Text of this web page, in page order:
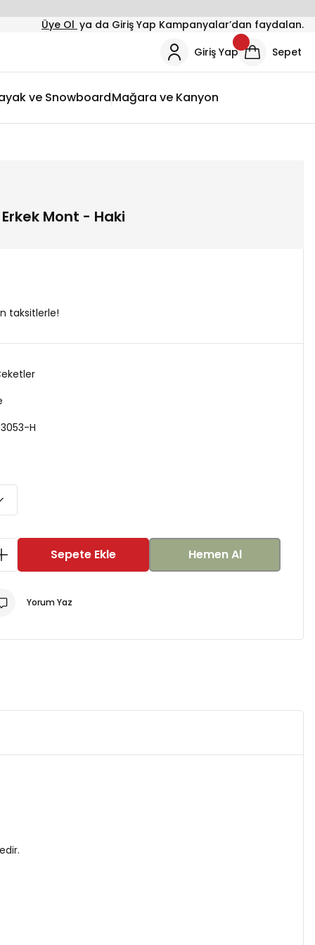
Üye Ol ya da Giriş Yap Kampanyalar’dan faydalan.
Giriş Yap
Sepet
ve SnowboardMağara ve Kanyon
Mont - Haki
taksitlerle!
H
Sepete Ekle Hemen Al
Yorum Yaz